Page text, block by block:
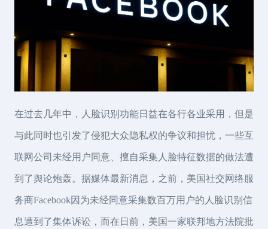
在过去几年中，人脸识别功能日益在各行各业采用，但是
与此同时也引发了侵犯大众隐私权的争议和担忧，一些互
联网公司未经用户同意、擅自采集人脸特征数据的做法遭
到了舆论炮轰。据媒体最新消息，之前，美国社交网络服
务商Facebook因为未经同意采集数百万用户的人脸识别信
息遭到了集体诉讼，而在日前，美国一家联邦地方法院批